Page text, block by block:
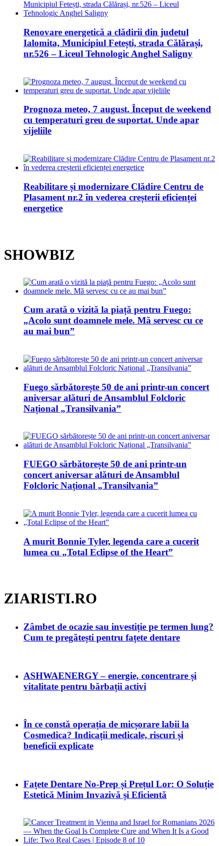
Renovare energetică a clădirii din judetul
Ialomita, Municipiul Fetești, strada Călărași,
nr.526 – Liceul Tehnologic Anghel Saligny
Prognoza meteo, 7 august. Început de weekend
cu temperaturi greu de suportat. Unde apar
vijeliile
Reabilitare și modernizare Clădire Centru de
Plasament nr.2 în vederea creșterii eficienței
energetice
SHOWBIZ
Cum arată o vizită la piață pentru Fuego:
„Acolo sunt doamnele mele. Mă servesc cu ce
au mai bun”
Fuego sărbătorește 50 de ani printr-un concert
aniversar alături de Ansamblul Folcloric
Național „Transilvania”
FUEGO sărbătorește 50 de ani printr-un
concert aniversar alături de Ansamblul
Folcloric Național „Transilvania”
A murit Bonnie Tyler, legenda care a cucerit
lumea cu „Total Eclipse of the Heart”
ZIARISTI.RO
Zâmbet de ocazie sau investiție pe termen lung?
Cum te pregătești pentru fațete dentare
ASHWAENERGY – energie, concentrare și
vitalitate pentru bărbații activi
În ce constă operația de micșorare labii la
Cosmedica? Indicații medicale, riscuri și
beneficii explicate
Fațete Dentare No-Prep și Prețul Lor: O Soluție
Estetică Minim Invazivă și Eficientă